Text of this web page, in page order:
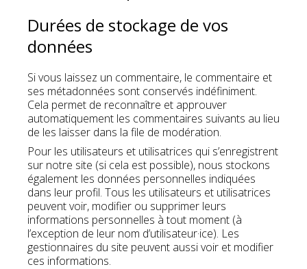
Durées de stockage de vos
données
Si vous laissez un commentaire, le commentaire et
ses métadonnées sont conservés indéfiniment.
Cela permet de reconnaître et approuver
automatiquement les commentaires suivants au lieu
de les laisser dans la file de modération.
Pour les utilisateurs et utilisatrices qui s’enregistrent
sur notre site (si cela est possible), nous stockons
également les données personnelles indiquées
dans leur profil. Tous les utilisateurs et utilisatrices
peuvent voir, modifier ou supprimer leurs
informations personnelles à tout moment (à
l’exception de leur nom d’utilisateur·ice). Les
gestionnaires du site peuvent aussi voir et modifier
ces informations.